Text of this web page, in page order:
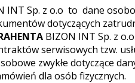
INT Sp. z o.o to dane
dotyczących
BIZON INT Sp. z o.o
serwisowych tzw.
zwykłe dotyczące
dla osób fizycznych.